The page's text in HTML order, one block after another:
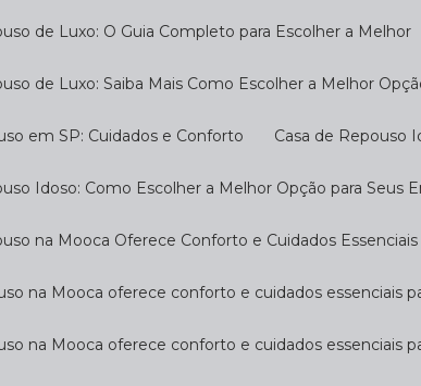
de Luxo: O Guia Completo para Escolher a Melhor
de Luxo: Saiba Mais Como Escolher a Melhor
em SP: Cuidados e Conforto Casa de
Idoso: Como Escolher a Melhor Opção para Seus
na Mooca Oferece Conforto e Cuidados
na Mooca oferece conforto e cuidados essenciais
na Mooca oferece conforto e cuidados essenciais